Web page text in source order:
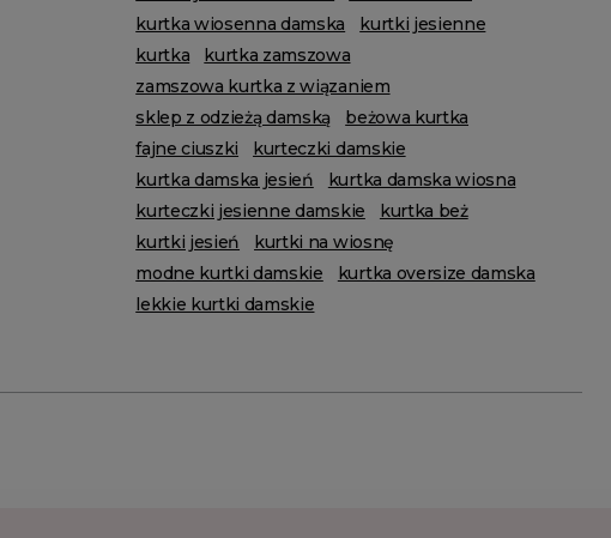
kurtka wiosenna damska
kurtki jesienne
kurtka
kurtka zamszowa
zamszowa kurtka z wiązaniem
sklep z odzieżą damską
beżowa kurtka
fajne ciuszki
kurteczki damskie
kurtka damska jesień
kurtka damska wiosna
kurteczki jesienne damskie
kurtka beż
kurtki jesień
kurtki na wiosnę
modne kurtki damskie
kurtka oversize damska
lekkie kurtki damskie